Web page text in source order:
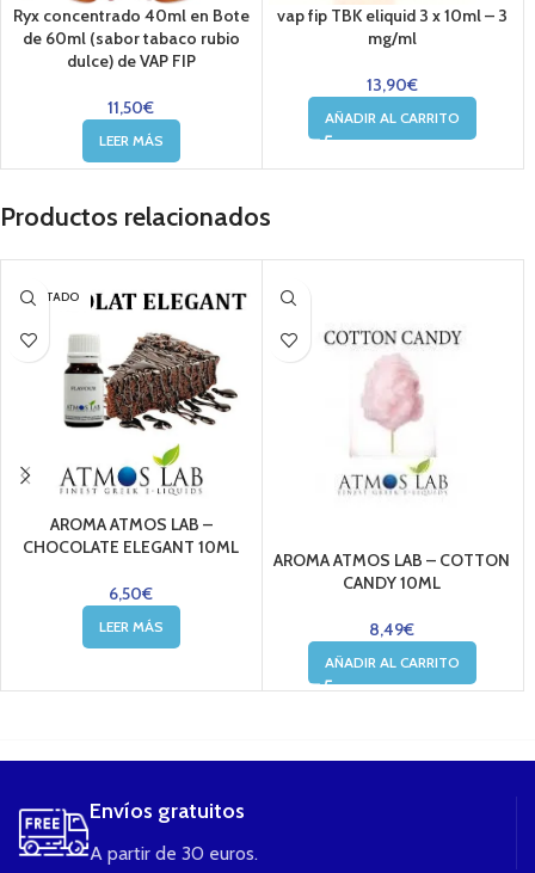
Ryx concentrado 40ml en Bote
de 60ml (sabor tabaco rubio
dulce) de VAP FIP
11,50€
LEER MÁS
vap fip TBK eliquid 3 x 10ml – 3
mg/ml
13,90€
AÑADIR AL CARRITO
Productos relacionados
AGOTADO
AROMA ATMOS LAB –
CHOCOLATE ELEGANT 10ML
6,50€
LEER MÁS
AROMA ATMOS LAB – COTTON
CANDY 10ML
8,49€
AÑADIR AL CARRITO
Envíos gratuitos
A partir de 30 euros.